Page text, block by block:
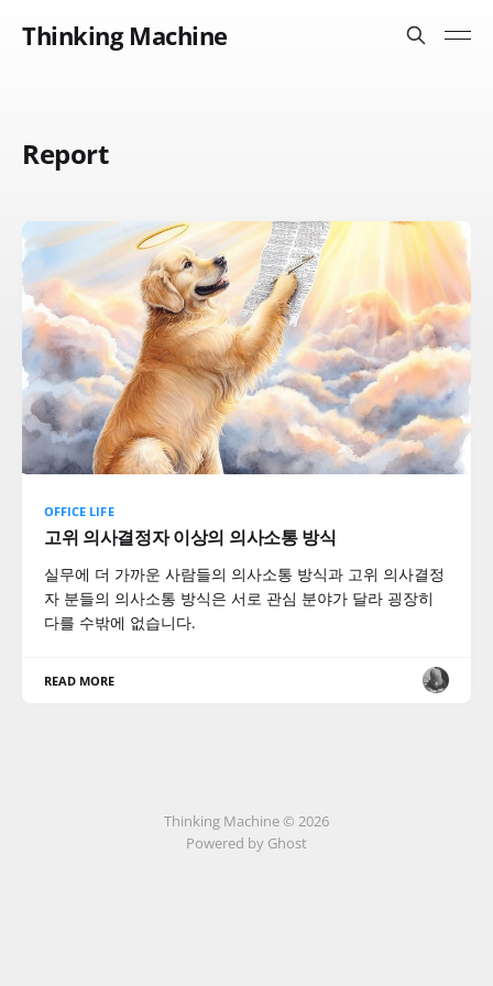
Thinking Machine
Report
OFFICE LIFE
고위 의사결정자 이상의 의사소통 방식
실무에 더 가까운 사람들의 의사소통 방식과 고위 의사결정
자 분들의 의사소통 방식은 서로 관심 분야가 달라 굉장히
다를 수밖에 없습니다.
READ MORE
Thinking Machine © 2026
Powered by Ghost